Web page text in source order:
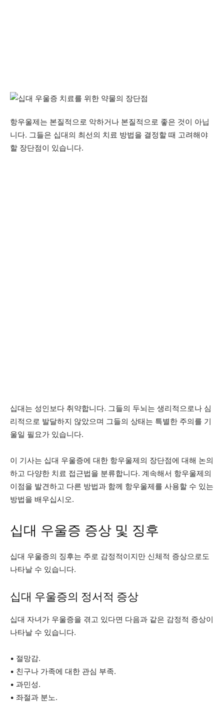
항우울제는 본질적으로 악하거나 본질적으로 좋은 것이 아닙
니다. 그들은 십대의 최선의 치료 방법을 결정할 때 고려해야
할 장단점이 있습니다.
십대는 성인보다 취약합니다. 그들의 두뇌는 생리적으로나 심
리적으로 발달하지 않았으며 그들의 상태는 특별한 주의를 기
울일 필요가 있습니다.
이 기사는 십대 우울증에 대한 항우울제의 장단점에 대해 논의
하고 다양한 치료 접근법을 분류합니다. 계속해서 항우울제의
이점을 발견하고 다른 방법과 함께 항우울제를 사용할 수 있는
방법을 배우십시오.
십대 우울증 증상 및 징후
십대 우울증의 징후는 주로 감정적이지만 신체적 증상으로도
나타날 수 있습니다.
십대 우울증의 정서적 증상
십대 자녀가 우울증을 겪고 있다면 다음과 같은 감정적 증상이
나타날 수 있습니다.
• 절망감.
• 친구나 가족에 대한 관심 부족.
• 과민성.
• 좌절과 분노.